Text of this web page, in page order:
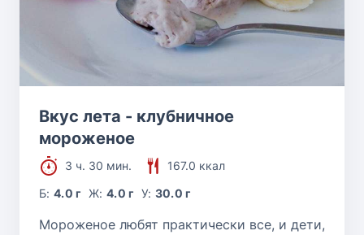
Вкус лета - клубничное
мороженое
3 ч. 30 мин.
167.0 ккал
Б:4.0 г Ж: 4.0 г У: 30.0 г
Мороженое любят практически все, и дети,